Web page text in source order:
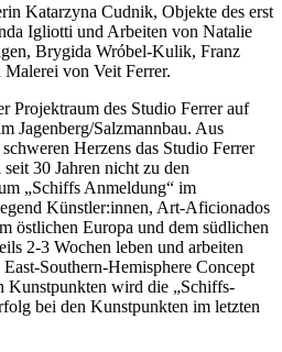
Katarzyna Cudnik, Objekte des erst
Igliotti und Arbeiten von Natalie
Brygida Wróbel-Kulik, Franz
von Veit Ferrer.
Projektraum des Studio Ferrer auf
Jagenberg/Salzmannbau. Aus
Herzens das Studio Ferrer
30 Jahren nicht zu den
„Schiffs Anmeldung“ im
Künstler:innen, Art-Aficionados
östlichen Europa und dem südlichen
2-3 Wochen leben und arbeiten
Southern-Hemisphere Concept
Kunstpunkten wird die „Schiffs-
bei den Kunstpunkten im letzten